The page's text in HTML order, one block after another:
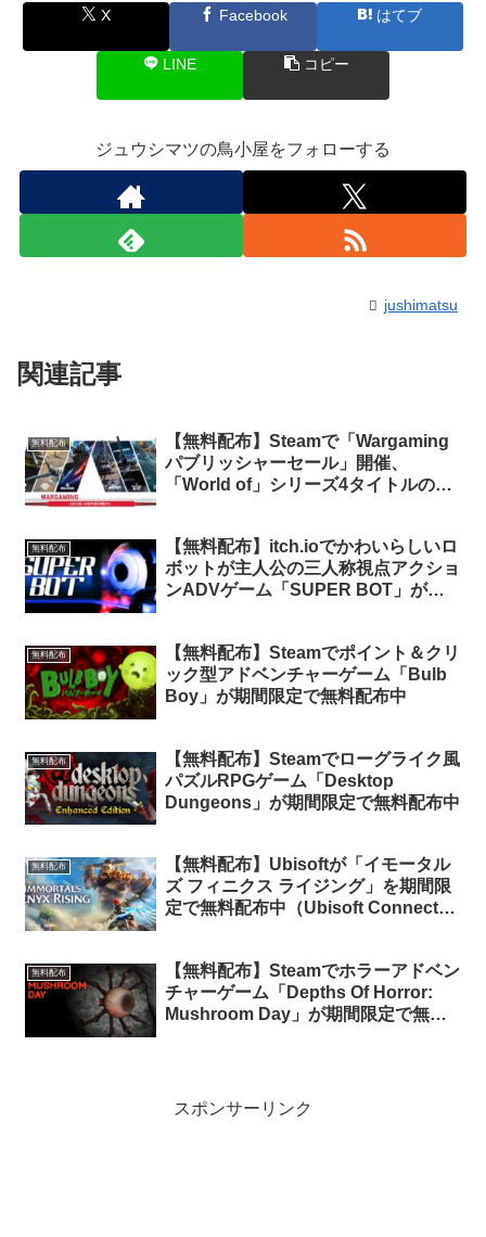
X Facebook はてブ
LINE コピー
ジュウシマツの鳥小屋をフォローする
jushimatsu
関連記事
無料配布
【無料配布】Steamで「Wargaming
パブリッシャーセール」開催、
「World of」シリーズ4タイトルの
無料配布
【無料配布】itch.ioでかわいらしいロ
ボットが主人公の三人称視点アクショ
ンADVゲーム「SUPER BOT」が期
無料配布
【無料配布】Steamでポイント＆クリ
ック型アドベンチャーゲーム「Bulb
Boy」が期間限定で無料配布中
無料配布
【無料配布】Steamでローグライク風
パズルRPGゲーム「Desktop
Dungeons」が期間限定で無料配布中
無料配布
【無料配布】Ubisoftが「イモータル
ズ フィニクス ライジング」を期間限
定で無料配布中（Ubisoft Connect
無料配布
【無料配布】Steamでホラーアドベン
チャーゲーム「Depths Of Horror:
Mushroom Day」が期間限定で無料
スポンサーリンク